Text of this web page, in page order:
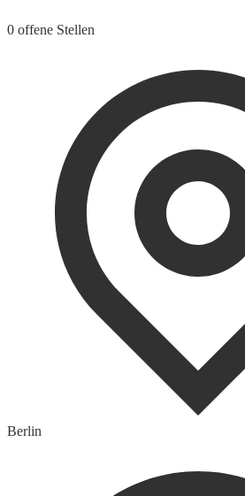
0 offene Stellen
Berlin